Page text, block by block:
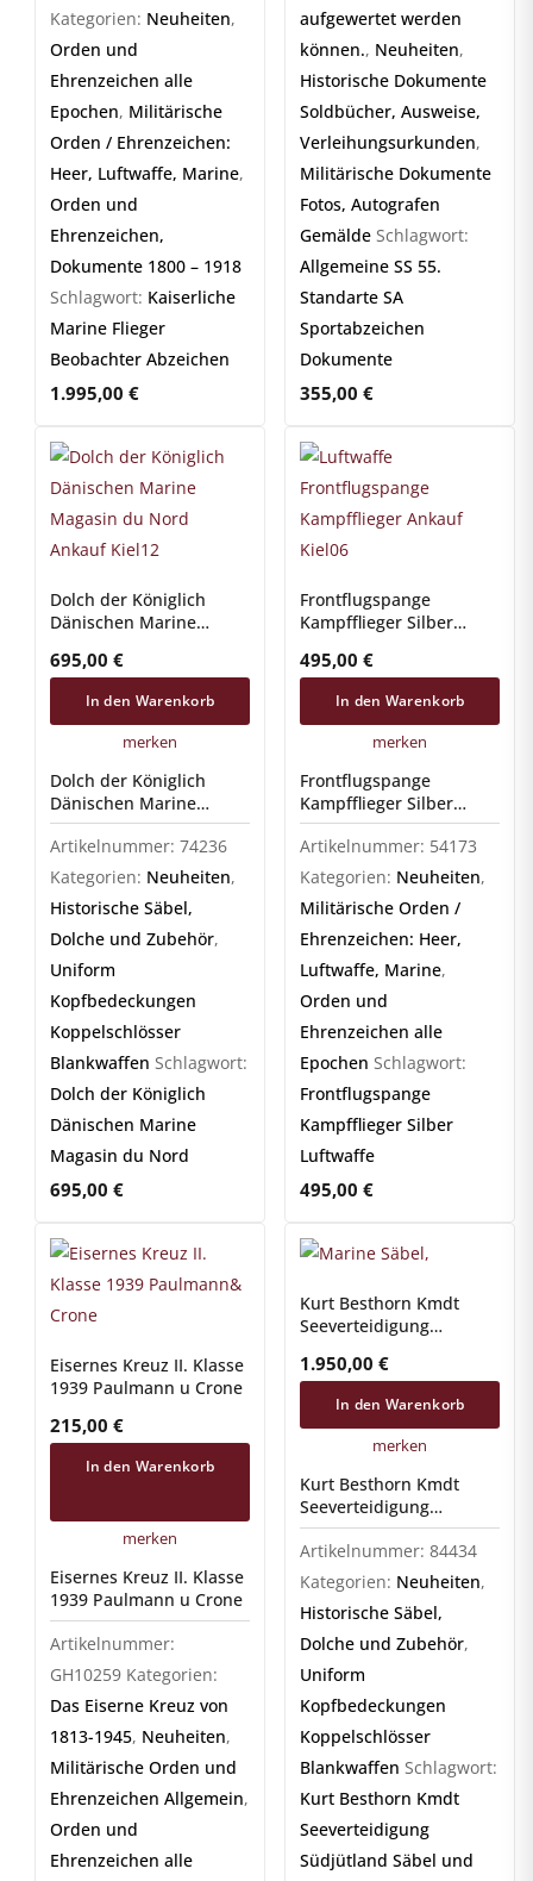
Kategorien: Neuheiten,
Orden und
Ehrenzeichen alle
Epochen, Militärische
Orden / Ehrenzeichen:
Heer, Luftwaffe, Marine,
Orden und
Ehrenzeichen,
Dokumente 1800 – 1918
Schlagwort: Kaiserliche
Marine Flieger
Beobachter Abzeichen
1.995,00 €
aufgewertet werden
können., Neuheiten,
Historische Dokumente
Soldbücher, Ausweise,
Verleihungsurkunden,
Militärische Dokumente
Fotos, Autografen
Gemälde Schlagwort:
Allgemeine SS 55.
Standarte SA
Sportabzeichen
Dokumente
355,00€
Dolch der Königlich
Dänischen Marine
695,00 €
In den Warenkorb
merken
Dolch der Königlich
Dänischen Marine
Magasin du Nord
Artikelnummer: 74236
Kategorien: Neuheiten,
Historische Säbel,
Dolche und Zubehör,
Uniform
Kopfbedeckungen
Koppelschlösser
Blankwaffen Schlagwort:
Dolch der Königlich
Dänischen Marine
Magasin du Nord
695,00 €
Frontflugspange
Kampfflieger Silber
495,00€
In den Warenkorb
merken
Frontflugspange
Kampfflieger Silber
Luftwaffe
Artikelnummer: 54173
Kategorien: Neuheiten,
Militärische Orden /
Ehrenzeichen: Heer,
Luftwaffe, Marine,
Orden und
Ehrenzeichen alle
Epochen Schlagwort:
Frontflugspange
Kampfflieger Silber
Luftwaffe
495,00€
Eisernes Kreuz II. Klasse
1939 Paulmann u Crone
215,00 €
In den Warenkorb
merken
Eisernes Kreuz II. Klasse
1939 Paulmann u Crone
Artikelnummer:
GH10259 Kategorien:
Das Eiserne Kreuz von
1813-1945, Neuheiten,
Militärische Orden und
Ehrenzeichen Allgemein,
Orden und
Ehrenzeichen alle
Kurt Besthorn Kmdt
Seeverteidigung
Urkunde
1.950,00€
In den Warenkorb
merken
Kurt Besthorn Kmdt
Seeverteidigung
Südjütland, Säbel und
Urkunde
Artikelnummer:84434
Kategorien: Neuheiten,
Historische Säbel,
Dolche und Zubehör,
Uniform
Kopfbedeckungen
Koppelschlösser
Blankwaffen Schlagwort:
Kurt Besthorn Kmdt
Seeverteidigung
Südjütland Säbel und